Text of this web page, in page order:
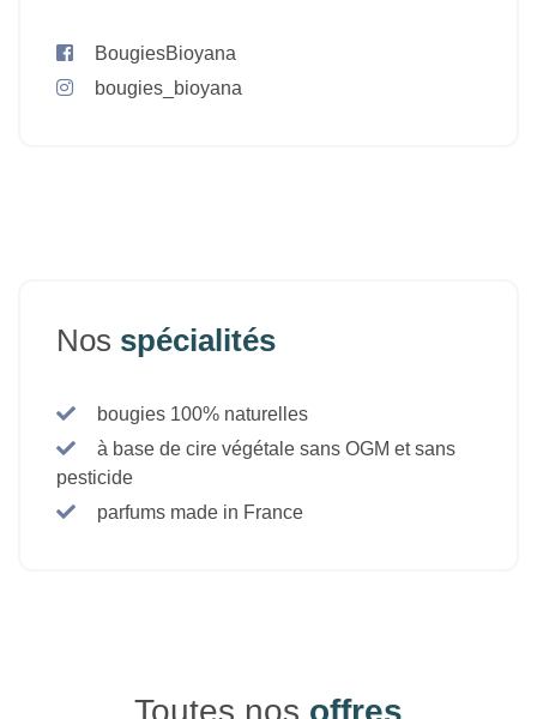
BougiesBioyana
bougies_bioyana
Nos spécialités
bougies 100% naturelles
à base de cire végétale sans OGM et sans
pesticide
parfums made in France